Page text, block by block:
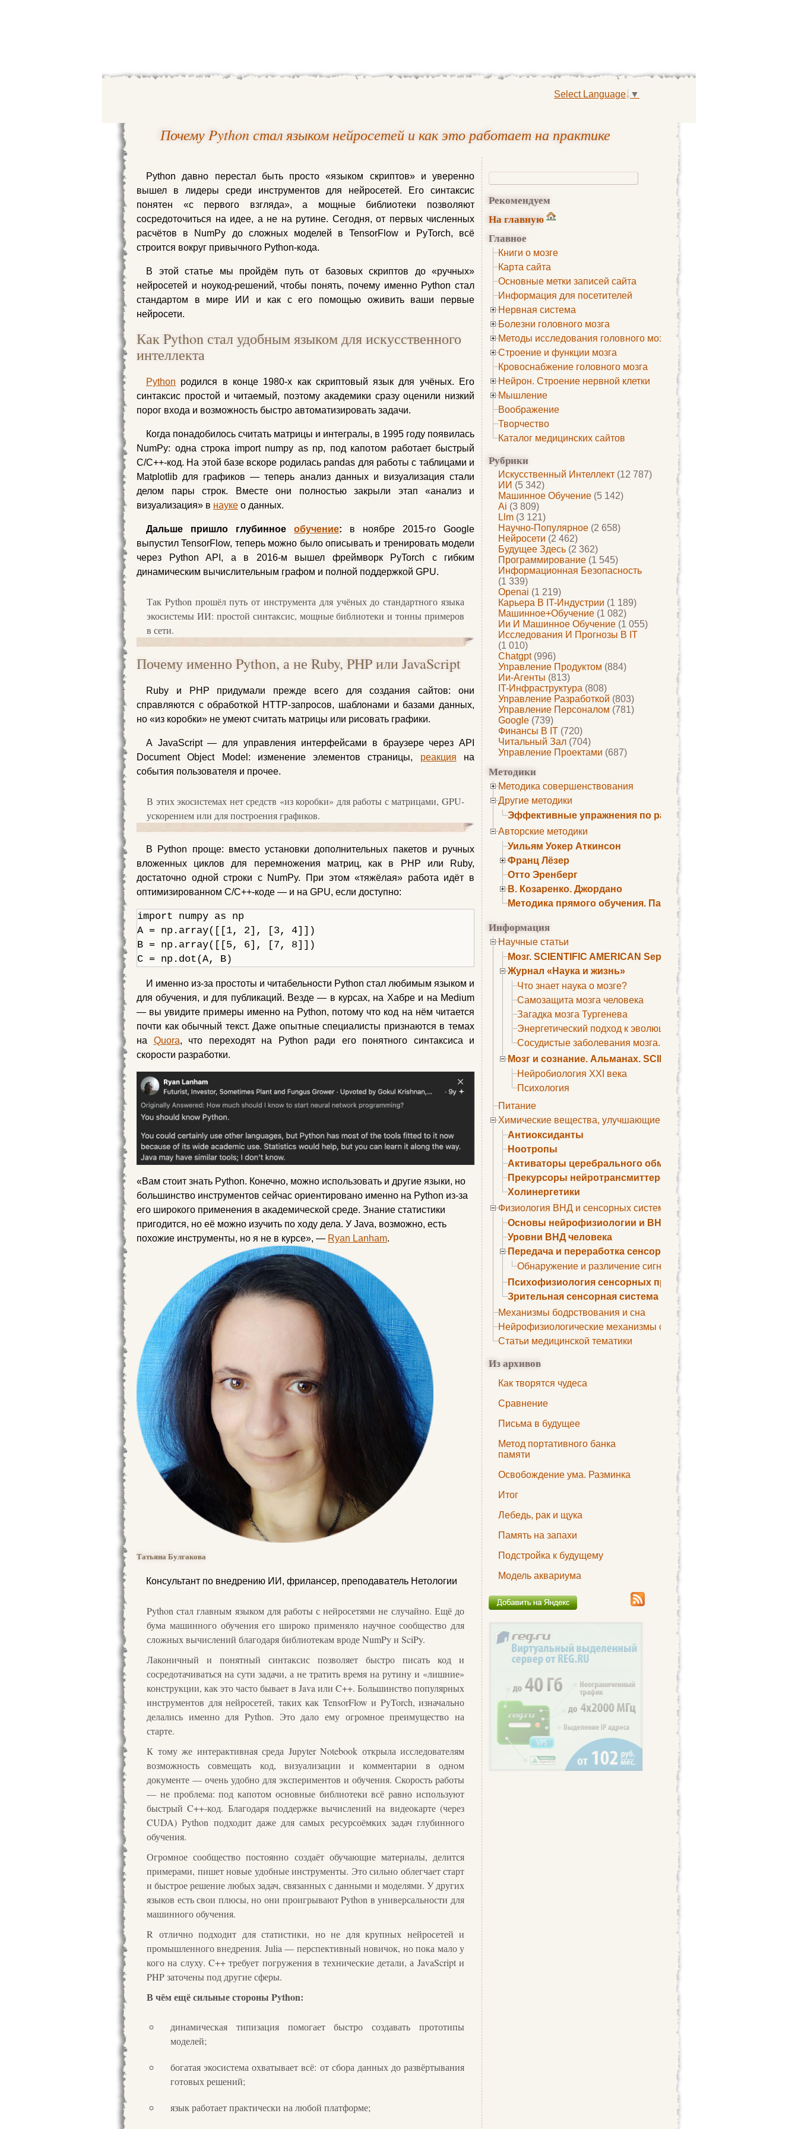
Select Language ▼
Почему Python стал языком нейросетей и как это работает на практике
Рекомендуем
На главную
Главное
Книги о мозге
Карта сайта
Основные метки записей сайта
Информация для посетителей
Нервная система
Болезни головного мозга
Методы исследования головного мозга
Строение и функции мозга
Кровоснабжение головного мозга
Нейрон. Строение нервной клетки
Мышление
Воображение
Творчество
Каталог медицинских сайтов
Рубрики
Искусственный Интеллект (12 787)
ИИ (5 342)
Машинное Обучение (5 142)
Ai (3 809)
Llm (3 121)
Научно-Популярное (2 658)
Нейросети (2 462)
Будущее Здесь (2 362)
Программирование (1 545)
Информационная Безопасность
(1 339)
Openai (1 219)
Карьера В IT-Индустрии (1 189)
Машинное+обучение (1 082)
Ии И Машинное Обучение (1 055)
Исследования И Прогнозы В IT
(1 010)
Chatgpt(996)
Управление Продуктом (884)
Ии-Агенты (813)
IT-Инфраструктура (808)
Управление Разработкой (803)
Управление Персоналом (781)
Google (739)
Финансы В IT (720)
Читальный Зал (704)
Управление Проектами (687)
Методики
Методика совершенствования
Другие методики
Эффективные упражнения по развитию памяти
Авторские методики
Уильям Уокер Аткинсон
Франц Лёзер
Отто Эренберг
В. Козаренко. Джордано
Методика прямого обучения. Пауль Шелли
Информация
Научные статьи
Мозг. SCIENTIFIC AMERICAN September 1979
Журнал «Наука и жизнь»
Что знает наука о мозге?
Самозащита мозга человека
Загадка мозга Тургенева
Энергетический подход к эволюции мозга
Сосудистые заболевания мозга. Все может начаться с
Мозг и сознание. Альманах. SCIENTIFIC AMERICAN
Нейробиология XXI века
Психология
Питание
Химические вещества, улучшающие умственные способности
Антиоксиданты
Ноотропы
Активаторы церебрального обмена веществ
Прекурсоры нейротрансмиттеров
Холинергетики
Физиология ВНД и сенсорных систем
Основы нейрофизиологии и ВНД
Уровни ВНД человека
Передача и переработка сенсорных сигналов
Обнаружение и различение сигналов. Сенсорная рецепция
Психофизиология сенсорных процессов
Зрительная сенсорная система
Механизмы бодрствования и сна
Нейрофизиологические механизмы сна
Статьи медицинской тематики
Из архивов
Как творятся чудеса
Сравнение
Письма в будущее
Метод портативного банка
памяти
Освобождение ума. Разминка
Итог
Лебедь, рак и щука
Память на запахи
Подстройка к будущему
Модель аквариума
Python давно перестал быть просто «языком скриптов» и уверенно
вышел в лидеры среди инструментов для нейросетей. Его синтаксис
понятен «с первого взгляда», а мощные библиотеки позволяют
сосредоточиться на идее, а не на рутине. Сегодня, от первых численных
расчётов в NumPy до сложных моделей в TensorFlow и PyTorch, всё
строится вокруг привычного Python-кода.
В этой статье мы пройдём путь от базовых скриптов до «ручных»
нейросетей и ноукод-решений, чтобы понять, почему именно Python стал
стандартом в мире ИИ и как с его помощью оживить ваши первые
нейросети.
Как Python стал удобным языком для искусственного
интеллекта
Python родился в конце 1980-х как скриптовый язык для учёных. Его
синтаксис простой и читаемый, поэтому академики сразу оценили низкий
порог входа и возможность быстро автоматизировать задачи.
Когда понадобилось считать матрицы и интегралы, в 1995 году появилась
NumPy: одна строка import numpy as np, под капотом работает быстрый
C/C++-код. На этой базе вскоре родилась pandas для работы с таблицами и
Matplotlib для графиков — теперь анализ данных и визуализация стали
делом пары строк. Вместе они полностью закрыли этап «анализ и
визуализация» в науке о данных.
Дальше пришло глубинное обучение: в ноябре 2015-го Google
выпустил TensorFlow, теперь можно было описывать и тренировать модели
через Python API, а в 2016-м вышел фреймворк PyTorch с гибким
динамическим вычислительным графом и полной поддержкой GPU.
Так Python прошёл путь от инструмента для учёных до стандартного языка
экосистемы ИИ: простой синтаксис, мощные библиотеки и тонны примеров
в сети.
Почему именно Python, а не Ruby, PHP или JavaScript
Ruby и PHP придумали прежде всего для создания сайтов: они
справляются с обработкой HTTP-запросов, шаблонами и базами данных,
но «из коробки» не умеют считать матрицы или рисовать графики.
А JavaScript — для управления интерфейсами в браузере через API
Document Object Model: изменение элементов страницы, реакция на
события пользователя и прочее.
В этих экосистемах нет средств «из коробки» для работы с матрицами, GPU-
ускорением или для построения графиков.
В Python проще: вместо установки дополнительных пакетов и ручных
вложенных циклов для перемножения матриц, как в PHP или Ruby,
достаточно одной строки с NumPy. При этом «тяжёлая» работа идёт в
оптимизированном C/C++-коде — и на GPU, если доступно:
import numpy as np
A = np.array([[1, 2], [3, 4]])
B = np.array([[5, 6], [7, 8]])
C = np.dot(A, B)
И именно из-за простоты и читабельности Python стал любимым языком и
для обучения, и для публикаций. Везде — в курсах, на Хабре и на Medium
— вы увидите примеры именно на Python, потому что код на нём читается
почти как обычный текст. Даже опытные специалисты признаются в темах
на Quora, что переходят на Python ради его понятного синтаксиса и
скорости разработки.
«Вам стоит знать Python. Конечно, можно использовать и другие языки, но
большинство инструментов сейчас ориентировано именно на Python из-за
его широкого применения в академической среде. Знание статистики
пригодится, но её можно изучить по ходу дела. У Java, возможно, есть
похожие инструменты, но я не в курсе», — Ryan Lanham.
Татьяна Булгакова
Консультант по внедрению ИИ, фрилансер, преподаватель Нетологии
Python стал главным языком для работы с нейросетями не случайно. Ещё до
бума машинного обучения его широко применяло научное сообщество для
сложных вычислений благодаря библиотекам вроде NumPy и SciPy.
Лаконичный и понятный синтаксис позволяет быстро писать код и
сосредотачиваться на сути задачи, а не тратить время на рутину и «лишние»
конструкции, как это часто бывает в Java или C++. Большинство популярных
инструментов для нейросетей, таких как TensorFlow и PyTorch, изначально
делались именно для Python. Это дало ему огромное преимущество на
старте.
К тому же интерактивная среда Jupyter Notebook открыла исследователям
возможность совмещать код, визуализации и комментарии в одном
документе — очень удобно для экспериментов и обучения. Скорость работы
— не проблема: под капотом основные библиотеки всё равно используют
быстрый C++-код. Благодаря поддержке вычислений на видеокарте (через
CUDA) Python подходит даже для самых ресурсоёмких задач глубинного
обучения.
Огромное сообщество постоянно создаёт обучающие материалы, делится
примерами, пишет новые удобные инструменты. Это сильно облегчает старт
и быстрое решение любых задач, связанных с данными и моделями. У других
языков есть свои плюсы, но они проигрывают Python в универсальности для
машинного обучения.
R отлично подходит для статистики, но не для крупных нейросетей и
промышленного внедрения. Julia — перспективный новичок, но пока мало у
кого на слуху. C++ требует погружения в технические детали, а JavaScript и
PHP заточены под другие сферы.
В чём ещё сильные стороны Python:
динамическая типизация помогает быстро создавать прототипы
моделей;
богатая экосистема охватывает всё: от сбора данных до развёртывания
готовых решений;
язык работает практически на любой платформе;